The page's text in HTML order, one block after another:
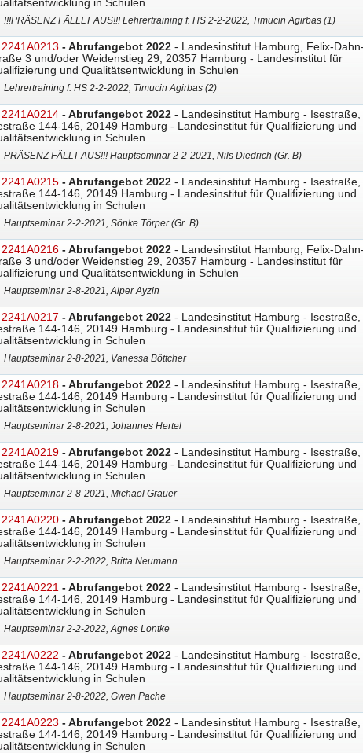
!!!PRÄSENZ FÄLLLT AUS!!! Lehrertraining f. HS 2-2-2022, Timucin Agirbas (1)
2241A0213 - Abrufangebot 2022- Landesinstitut Hamburg, Felix-
3 und/oder Weidenstieg 29, 20357 Hamburg - Landesinstitut für
und Qualitätsentwicklung in Schulen
Lehrertraining f. HS 2-2-2022, Timucin Agirbas (2)
2241A0214 - Abrufangebot 2022- Landesinstitut Hamburg - Isestraße,
144-146, 20149 Hamburg - Landesinstitut für Qualifizierung und
in Schulen
PRÄSENZ FÄLLT AUS!!! Hauptseminar 2-2-2021, Nils Diedrich (Gr. B)
2241A0215 - Abrufangebot 2022- Landesinstitut Hamburg - Isestraße,
144-146, 20149 Hamburg - Landesinstitut für Qualifizierung und
in Schulen
Hauptseminar 2-2-2021, Sönke Törper (Gr. B)
2241A0216 - Abrufangebot 2022- Landesinstitut Hamburg, Felix-
3 und/oder Weidenstieg 29, 20357 Hamburg - Landesinstitut für
und Qualitätsentwicklung in Schulen
Hauptseminar 2-8-2021, Alper Ayzin
2241A0217 - Abrufangebot 2022- Landesinstitut Hamburg - Isestraße,
144-146, 20149 Hamburg - Landesinstitut für Qualifizierung und
in Schulen
Hauptseminar 2-8-2021, Vanessa Böttcher
2241A0218 - Abrufangebot 2022- Landesinstitut Hamburg - Isestraße,
144-146, 20149 Hamburg - Landesinstitut für Qualifizierung und
in Schulen
Hauptseminar 2-8-2021, Johannes Hertel
2241A0219 - Abrufangebot 2022- Landesinstitut Hamburg - Isestraße,
144-146, 20149 Hamburg - Landesinstitut für Qualifizierung und
in Schulen
Hauptseminar 2-8-2021, Michael Grauer
2241A0220 - Abrufangebot 2022- Landesinstitut Hamburg - Isestraße,
144-146, 20149 Hamburg - Landesinstitut für Qualifizierung und
in Schulen
Hauptseminar 2-2-2022, Britta Neumann
2241A0221 - Abrufangebot 2022- Landesinstitut Hamburg - Isestraße,
144-146, 20149 Hamburg - Landesinstitut für Qualifizierung und
in Schulen
Hauptseminar 2-2-2022, Agnes Lontke
2241A0222 - Abrufangebot 2022- Landesinstitut Hamburg - Isestraße,
144-146, 20149 Hamburg - Landesinstitut für Qualifizierung und
in Schulen
Hauptseminar 2-8-2022, Gwen Pache
2241A0223 - Abrufangebot 2022- Landesinstitut Hamburg - Isestraße,
144-146, 20149 Hamburg - Landesinstitut für Qualifizierung und
in Schulen